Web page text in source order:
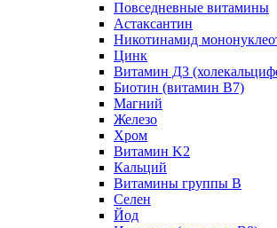
Повседневные витамины
Астаксантин
Никотинамид
Цинк
Витамин Д3
Биотин (витамин B7)
Магний
Железо
Хром
Витамин K2
Кальций
Витамины группы B
Селен
Йод